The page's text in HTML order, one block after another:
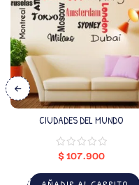
CIUDADES DEL MUNDO
$107.900